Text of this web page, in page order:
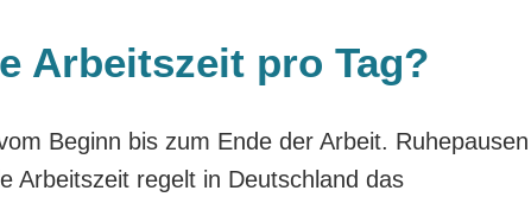
Arbeitszeit pro Tag?
Beginn bis zum Ende der Arbeit. Ruhepausen
Arbeitszeit regelt in Deutschland das